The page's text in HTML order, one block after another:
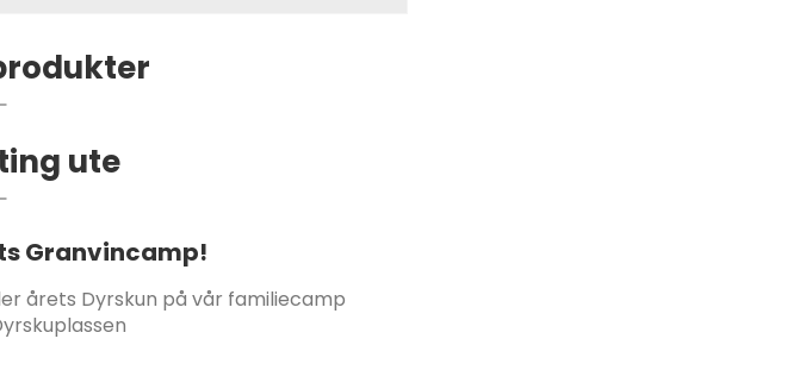
ute
Granvincamp!
årets Dyrskun på vår familiecamp